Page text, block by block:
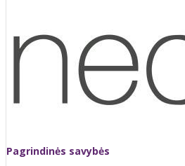
Pagrindinės savybės